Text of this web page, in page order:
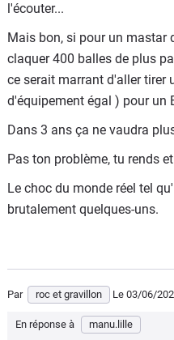
l'écouter...
Mais bon, si pour un mastar
claquer 400 balles de plus
ce serait marrant d'aller tirer
d'équipement égal ) pour un
Dans 3 ans ça ne vaudra
Pas ton problème, tu rends
Le choc du monde réel tel
brutalement quelques-uns.
Par roc et gravillon Le 03/06/
En réponse à manu.lille